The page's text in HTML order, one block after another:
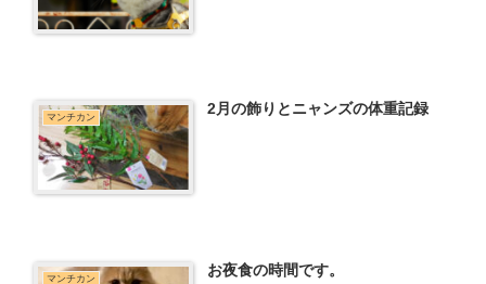
マンチカン 2月の飾りとニャンズの体重記録
マンチカン お夜食の時間です。